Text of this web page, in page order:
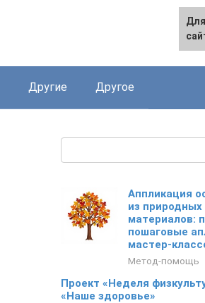
Другие Другое
Аппликация
из
материалов:
пошаговые
мастер-
Метод-помощь
Проект «Неделя
«Наше здоровье»